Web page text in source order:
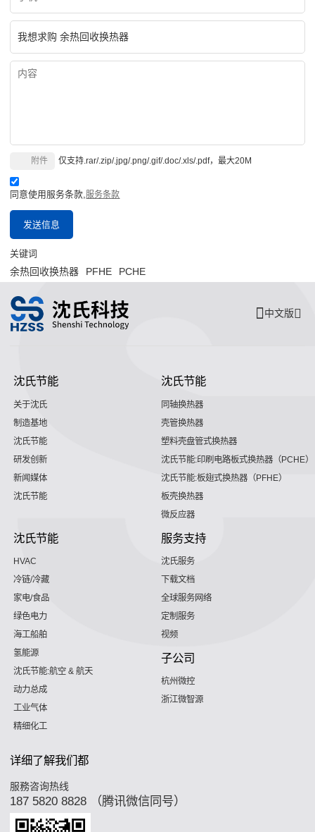
仅支持.rar/.zip/.jpg/.png/.gif/.doc/.xls/.pdf，最大20M
附件
同意使用服务条款, 服务条款
发送信息
关键词
余热回收换热器 PFHE PCHE
中文版
沈氏节能
关于沈氏
制造基地
沈氏节能
研发创新
新闻媒体
沈氏节能
沈氏节能
同轴换热器
壳管换热器
塑料壳盘管式换热器
沈氏节能:印刷电路板式换热器（PCHE）
沈氏节能:板翅式换热器（PFHE）
板壳换热器
微反应器
沈氏节能
HVAC
冷链/冷藏
家电/食品
绿色电力
海工船舶
氢能源
沈氏节能:航空 & 航天
动力总成
工业气体
精细化工
服务支持
沈氏服务
下载文档
全球服务网络
定制服务
视频
子公司
杭州微控
浙江微智源
详细了解我们都
服務咨询热线
187 5820 8828 （腾讯微信同号）